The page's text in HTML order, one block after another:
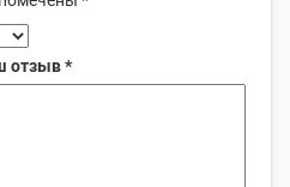
отзыв*